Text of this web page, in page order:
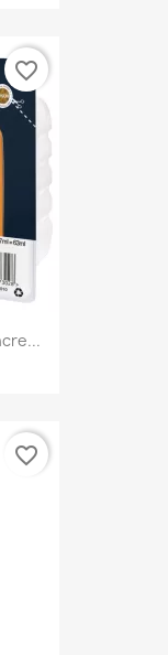
favorite_border
favorite_border